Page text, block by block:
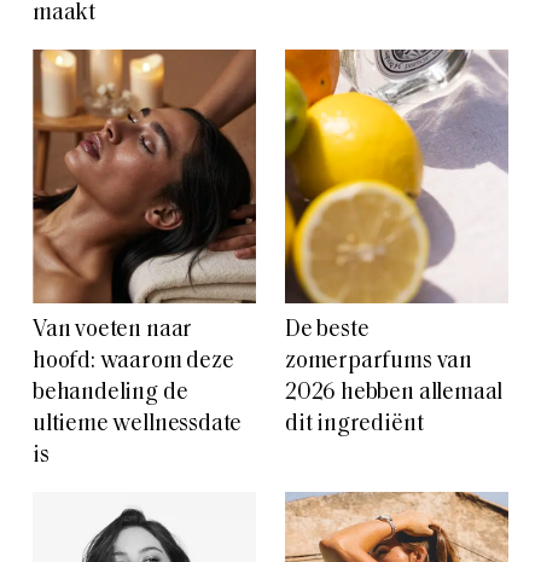
maakt
Van voeten naar
hoofd: waarom deze
behandeling de
ultieme wellnessdate
is
De beste
zomerparfums van
2026 hebben allemaal
dit ingrediënt